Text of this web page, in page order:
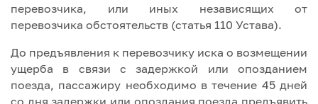
перевозчика, или иных независящих от
перевозчика обстоятельств (статья 110 Устава).
До предъявления к перевозчику иска о возмещении
ущерба в связи с задержкой или опозданием
поезда, пассажиру необходимо в течение 45 дней
со дня задержки или опоздания поезда предъявить